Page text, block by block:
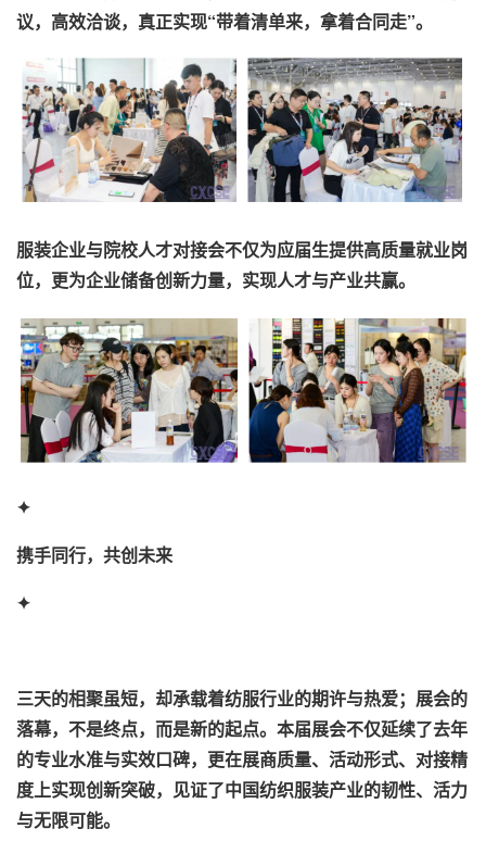
议，高效洽谈，真正实现“带着清单来，拿着合同走”。
服装企业与院校人才对接会不仅为应届生提供高质量就业岗
位，更为企业储备创新力量，实现人才与产业共赢。
✦
携手同行，共创未来
✦
三天的相聚虽短，却承载着纺服行业的期许与热爱；展会的
落幕，不是终点，而是新的起点。本届展会不仅延续了去年
的专业水准与实效口碑，更在展商质量、活动形式、对接精
度上实现创新突破，见证了中国纺织服装产业的韧性、活力
与无限可能。